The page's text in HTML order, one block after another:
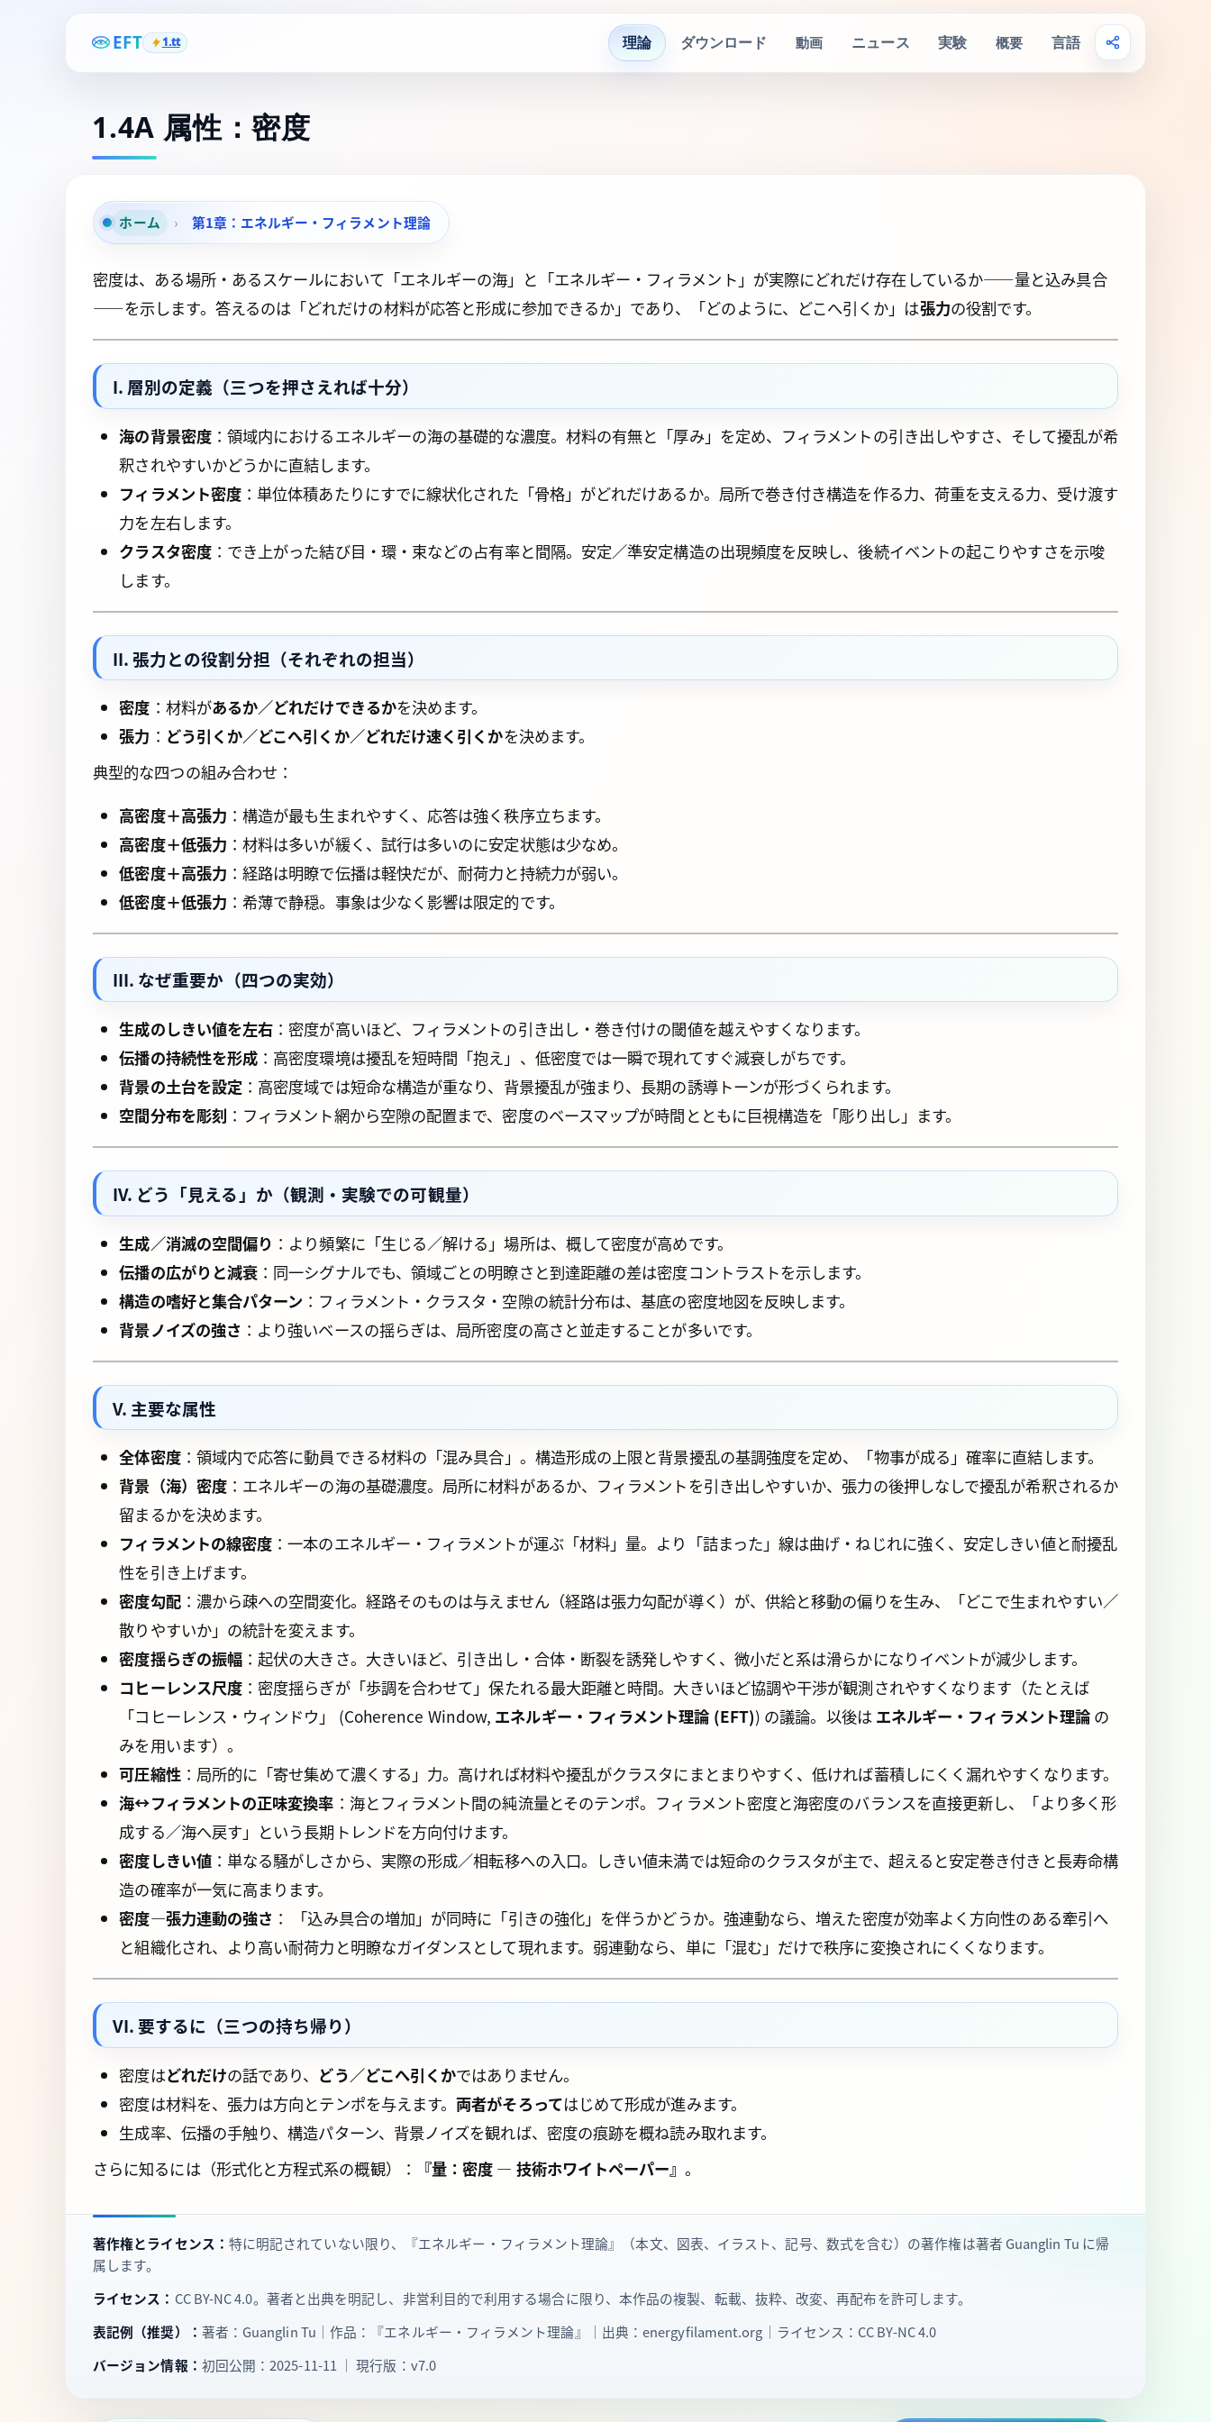
EFT 1.tt 理論 ダウンロード 動画 ニュース 実験 概要 言語
1.4A 属性：密度
ホーム › 第1章：エネルギー・フィラメント理論
密度は、ある場所・あるスケールにおいて「エネルギーの海」と「エネルギー・フィラメント」が実際にどれだけ存在しているか――量と込み具合
――を示します。答えるのは「どれだけの材料が応答と形成に参加できるか」であり、「どのように、どこへ引くか」は張力の役割です。
I. 層別の定義（三つを押さえれば十分）
海の背景密度：領域内におけるエネルギーの海の基礎的な濃度。材料の有無と「厚み」を定め、フィラメントの引き出しやすさ、そして擾乱が希
釈されやすいかどうかに直結します。
フィラメント密度 ：単位体積あたりにすでに線状化された「骨格」がどれだけあるか。局所で巻き付き構造を作る力、荷重を支える力、受け渡す
力を左右します。
クラスタ密度：でき上がった結び目・環・束などの占有率と間隔。安定／準安定構造の出現頻度を反映し、後続イベントの起こりやすさを示唆
します。
II. 張力との役割分担（それぞれの担当）
密度 ：材料があるか／どれだけできるかを決めます。
張力 ： どう引くか／どこへ引くか／どれだけ速く引くかを決めます。
典型的な四つの組み合わせ：
高密度＋高張力 ：構造が最も生まれやすく、応答は強く秩序立ちます。
高密度＋低張力 ：材料は多いが緩く、試行は多いのに安定状態は少なめ。
低密度＋高張力 ：経路は明瞭で伝播は軽快だが、耐荷力と持続力が弱い。
低密度＋低張力 ：希薄で静穏。事象は少なく影響は限定的です。
III. なぜ重要か（四つの実効）
生成のしきい値を左右 ：密度が高いほど、フィラメントの引き出し・巻き付けの閾値を越えやすくなります。
伝播の持続性を形成 ：高密度環境は擾乱を短時間「抱え」、低密度では一瞬で現れてすぐ減衰しがちです。
背景の土台を設定 ：高密度域では短命な構造が重なり、背景擾乱が強まり、長期の誘導トーンが形づくられます。
空間分布を彫刻 ：フィラメント網から空隙の配置まで、密度のベースマップが時間とともに巨視構造を「彫り出し」ます。
IV. どう「見える」か（観測・実験での可観量）
生成／消滅の空間偏り ：より頻繁に「生じる／解ける」場所は、概して密度が高めです。
伝播の広がりと減衰 ：同一シグナルでも、領域ごとの明瞭さと到達距離の差は密度コントラストを示します。
構造の嗜好と集合パターン ：フィラメント・クラスタ・空隙の統計分布は、基底の密度地図を反映します。
背景ノイズの強さ ：より強いベースの揺らぎは、局所密度の高さと並走することが多いです。
V. 主要な属性
全体密度：領域内で応答に動員できる材料の「混み具合」。構造形成の上限と背景擾乱の基調強度を定め、「物事が成る」確率に直結します。
背景（海）密度：エネルギーの海の基礎濃度。局所に材料があるか、フィラメントを引き出しやすいか、張力の後押しなしで擾乱が希釈されるか
留まるかを決めます。
フィラメントの線密度 ：一本のエネルギー・フィラメントが運ぶ「材料」量。より「詰まった」線は曲げ・ねじれに強く、安定しきい値と耐擾乱
性を引き上げます。
密度勾配：濃から疎への空間変化。経路そのものは与えません（経路は張力勾配が導く）が、供給と移動の偏りを生み、「どこで生まれやすい／
散りやすいか」の統計を変えます。
密度揺らぎの振幅 ：起伏の大きさ。大きいほど、引き出し・合体・断裂を誘発しやすく、微小だと系は滑らかになりイベントが減少します。
コヒーレンス尺度 ：密度揺らぎが「歩調を合わせて」保たれる最大距離と時間。大きいほど協調や干渉が観測されやすくなります（たとえば
「コヒーレンス・ウィンドウ」 (Coherence Window, エネルギー・フィラメント理論 (EFT)) の議論。以後は エネルギー・フィラメント理論 の
みを用います）。
可圧縮性：局所的に「寄せ集めて濃くする」力。高ければ材料や擾乱がクラスタにまとまりやすく、低ければ蓄積しにくく漏れやすくなります。
海↔フィラメントの正味変換率 ：海とフィラメント間の純流量とそのテンポ。フィラメント密度と海密度のバランスを直接更新し、「より多く形
成する／海へ戻す」という長期トレンドを方向付けます。
密度しきい値：単なる騒がしさから、実際の形成／相転移への入口。しきい値未満では短命のクラスタが主で、超えると安定巻き付きと長寿命構
造の確率が一気に高まります。
密度—張力連動の強さ ： 「込み具合の増加」が同時に「引きの強化」を伴うかどうか。強連動なら、増えた密度が効率よく方向性のある牽引へ
と組織化され、より高い耐荷力と明瞭なガイダンスとして現れます。弱連動なら、単に「混む」だけで秩序に変換されにくくなります。
VI. 要するに（三つの持ち帰り）
密度はどれだけの話であり、 どう／どこへ引くかではありません。
密度は材料を、張力は方向とテンポを与えます。両者がそろってはじめて形成が進みます。
生成率、伝播の手触り、構造パターン、背景ノイズを観れば、密度の痕跡を概ね読み取れます。
さらに知るには（形式化と方程式系の概観）：
『量：密度 ― 技術ホワイトペーパー』。
著作権とライセンス： 特に明記されていない限り、『エネルギー・フィラメント理論』（本文、図表、イラスト、記号、数式を含む）の著作権は著者 Guanglin Tu に帰
属します。
ライセンス： CC BY‑NC 4.0。著者と出典を明記し、非営利目的で利用する場合に限り、本作品の複製、転載、抜粋、改変、再配布を許可します。
表記例（推奨）： 著者：Guanglin Tu｜作品：『エネルギー・フィラメント理論』｜出典：energyfilament.org｜ライセンス：CC BY‑NC 4.0
バージョン情報： 初回公開：2025-11-11 ｜ 現行版：v7.0